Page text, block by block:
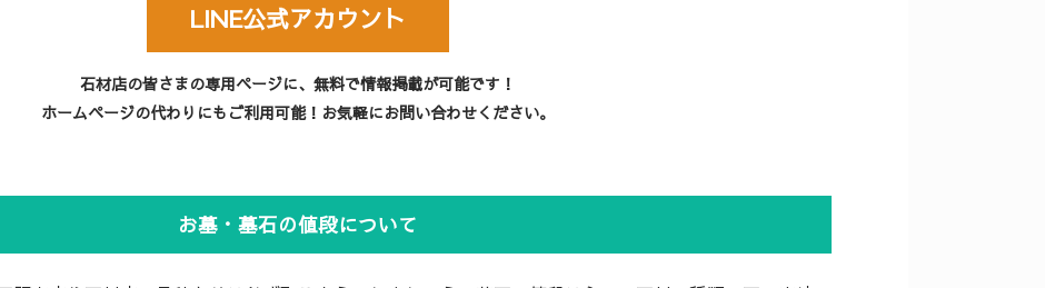
LINE公式アカウント
石材店の皆さまの専用ページに、無料で情報掲載が可能です！
ホームページの代わりにもご利用可能！お気軽にお問い合わせください。
お墓・墓石の値段について